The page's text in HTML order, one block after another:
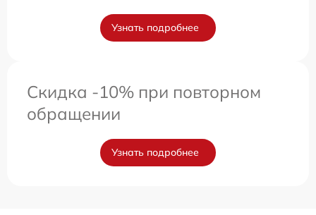
Узнать подробнее
Скидка -10% при повторном
обращении
Узнать подробнее